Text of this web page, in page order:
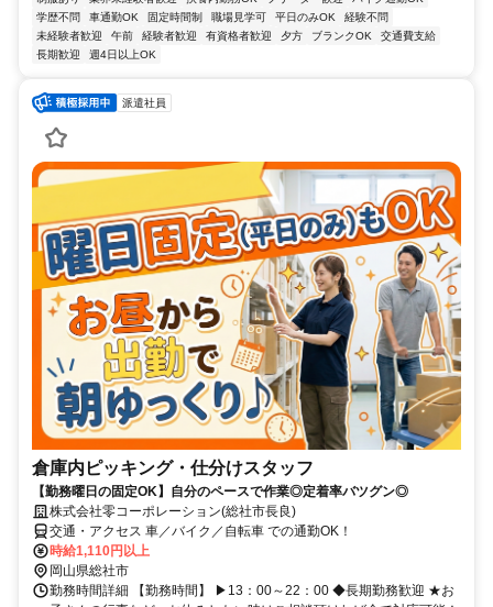
学歴不問
車通勤OK 固定時間制 職場見学可 平日のみOK
経験不問
未経験者歓迎
午前 経験者歓迎 有資格者歓迎 夕方 ブランクOK
交通費支給
長期歓迎
週4日以上OK
派遣社員
倉庫内ピッキング・仕分けスタッフ
【勤務曜日の固定OK】自分のペースで作業◎定着率バツグン◎
株式会社零コーポレーション(総社市長良)
交通・アクセス 車／バイク／自転車 での通勤OK！
時給1,110円以上
岡山県総社市
勤務時間詳細 【勤務時間】 ▶13：00～22：00 ◆長期勤務歓迎 ★お